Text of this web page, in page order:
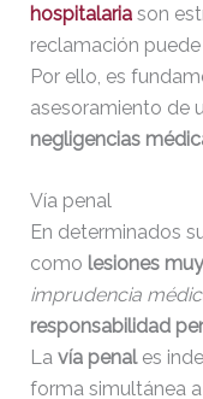
hospitalariason
reclamación
Por ello, es
asesoramiento de
negligencias
Vía penal
En determinados
como lesiones
imprudencia
responsabilidad
La vía penales
forma simultánea